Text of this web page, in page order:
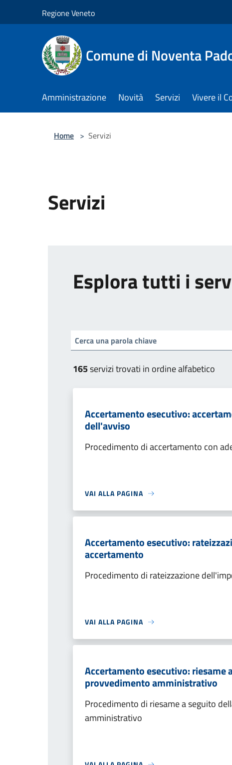
Regione Veneto
Comune di Noventa
Amministrazione Novità Servizi Vivere il
Home > Servizi
Servizi
Esplora tutti i
165servizi trovati in ordine alfabetico
Accertamento esecutivo:
dell'avviso
Procedimento di accertamento con
VAI ALLA PAGINA
Accertamento esecutivo:
accertamento
Procedimento di rateizzazione
VAI ALLA PAGINA
Accertamento esecutivo:
provvedimento amministrativo
Procedimento di riesame a seguito
amministrativo